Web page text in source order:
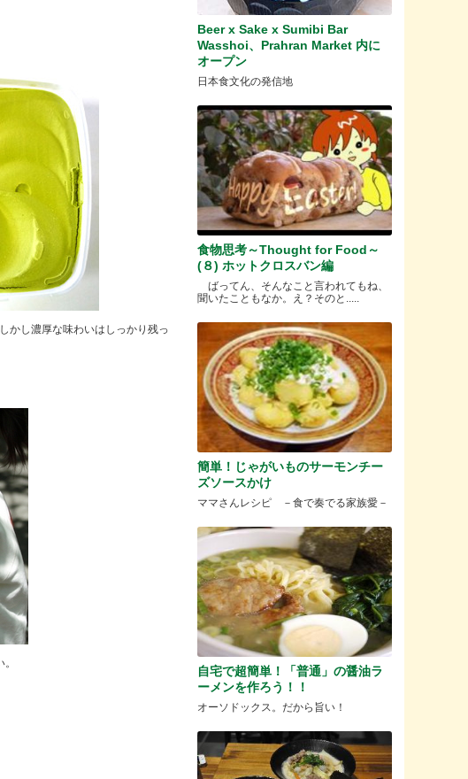
かし濃厚な味わいはしっかり残っ
Beer x Sake x Sumibi Bar
Wasshoi、Prahran Market 内に
オープン
日本食文化の発信地
食物思考～Thought for Food～
(８) ホットクロスバン編
ばってん、そんなこと言われてもね、
聞いたこともなか。え？そのと.....
簡単！じゃがいものサーモンチー
ズソースかけ
ママさんレシピ －食で奏でる家族愛－
自宅で超簡単！「普通」の醤油ラ
ーメンを作ろう！！
オーソドックス。だから旨い！